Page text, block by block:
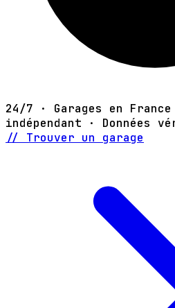
24/7 · Garages en France
indépendant · Données
// Trouver un garage